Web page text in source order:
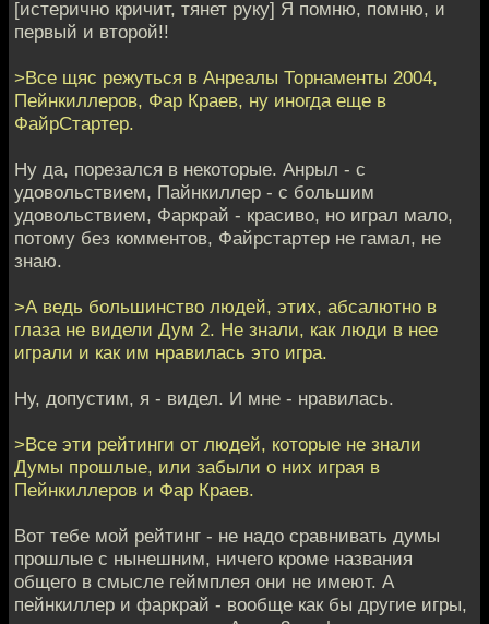
[истерично кричит, тянет руку] Я помню, помню, и
первый и второй!!
>Все щяс режуться в Анреалы Торнаменты 2004,
Пейнкиллеров, Фар Краев, ну иногда еще в
ФайрСтартер.
Ну да, порезался в некоторые. Анрыл - с
удовольствием, Пайнкиллер - с большим
удовольствием, Фаркрай - красиво, но играл мало,
потому без комментов, Файрстартер не гамал, не
знаю.
>А ведь большинство людей, этих, абсалютно в
глаза не видели Дум 2. Не знали, как люди в нее
играли и как им нравилась это игра.
Ну, допустим, я - видел. И мне - нравилась.
>Все эти рейтинги от людей, которые не знали
Думы прошлые, или забыли о них играя в
Пейнкиллеров и Фар Краев.
Вот тебе мой рейтинг - не надо сравнивать думы
прошлые с нынешним, ничего кроме названия
общего в смысле геймплея они не имеют. А
пейнкиллер и фаркрай - вообще как бы другие игры,